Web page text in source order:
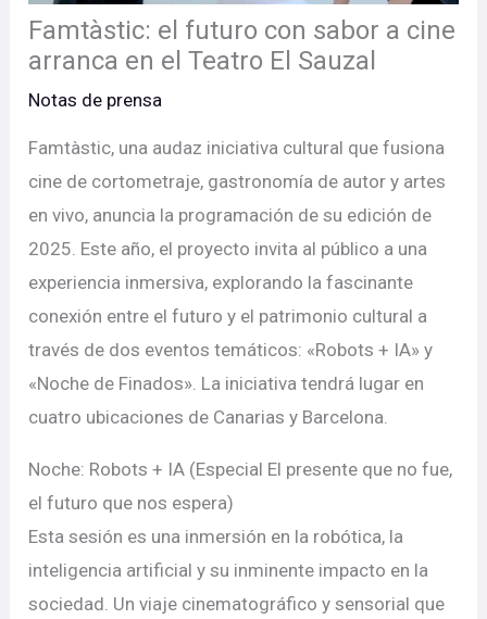
Famtàstic: el futuro con sabor a cine
arranca en el Teatro El Sauzal
Notas de prensa
Famtàstic, una audaz iniciativa cultural que fusiona
cine de cortometraje, gastronomía de autor y artes
en vivo, anuncia la programación de su edición de
2025. Este año, el proyecto invita al público a una
experiencia inmersiva, explorando la fascinante
conexión entre el futuro y el patrimonio cultural a
través de dos eventos temáticos: «Robots + IA» y
«Noche de Finados». La iniciativa tendrá lugar en
cuatro ubicaciones de Canarias y Barcelona.
Noche: Robots + IA (Especial El presente que no fue,
el futuro que nos espera)
Esta sesión es una inmersión en la robótica, la
inteligencia artificial y su inminente impacto en la
sociedad. Un viaje cinematográfico y sensorial que